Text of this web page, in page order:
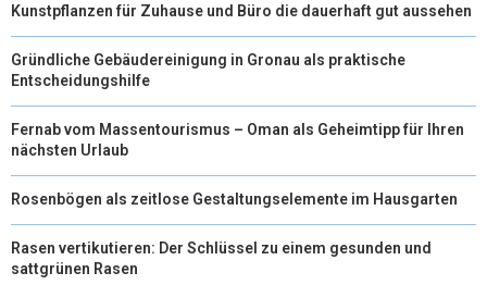
Kunstpflanzen für Zuhause und Büro die dauerhaft gut aussehen
Gründliche Gebäudereinigung in Gronau als praktische
Entscheidungshilfe
Fernab vom Massentourismus – Oman als Geheimtipp für Ihren
nächsten Urlaub
Rosenbögen als zeitlose Gestaltungselemente im Hausgarten
Rasen vertikutieren: Der Schlüssel zu einem gesunden und
sattgrünen Rasen